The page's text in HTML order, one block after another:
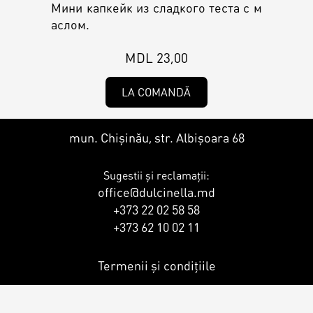
Кэнди Бар
Макарон
Круассаны и маффины
Мини капкейк из сладкого теста с м
аслом.
MDL 23,00
LA COMANDĂ
mun. Chișinău, str. Albișoara 68
Sugestii și reclamații:
office@dulcinella.md
+373 22 02 58 58
+373 62 10 02 11
Termenii și condițiile